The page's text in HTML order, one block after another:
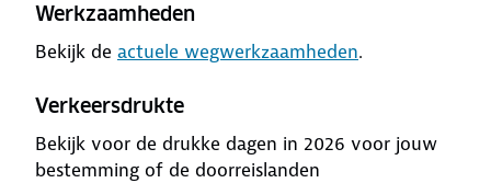
Werkzaamheden
Bekijk de actuele wegwerkzaamheden.
Verkeersdrukte
Bekijk voor de drukke dagen in 2026 voor jouw
bestemming of de doorreislanden